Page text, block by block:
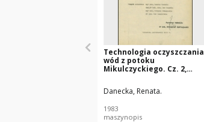
Technologia oczyszczania
wód z potoku
Mikulczyckiego. Cz. 2,
pracy złoża biologicznego
Danecka, Renata.
1983
maszynopis